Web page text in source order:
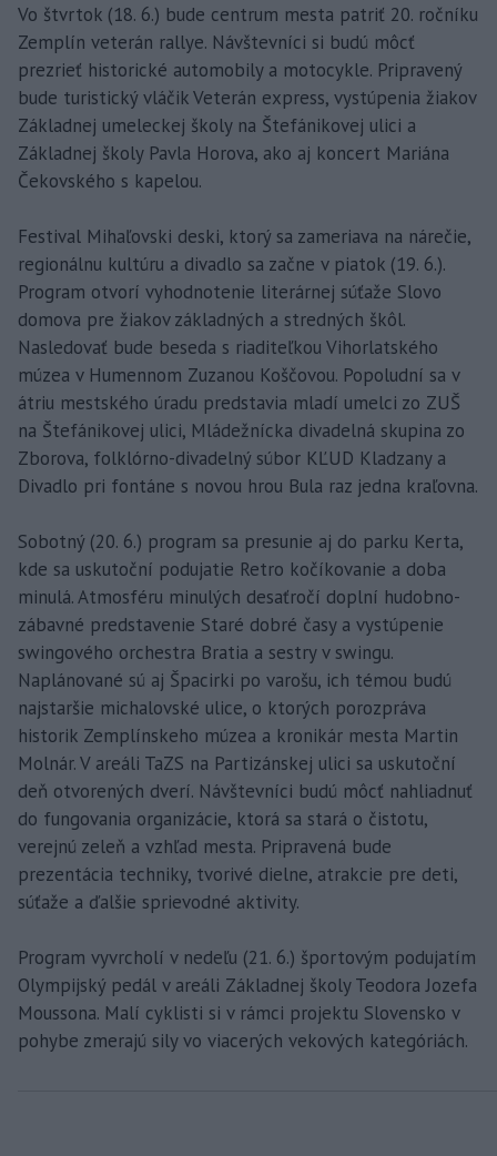
Vo štvrtok (18. 6.) bude centrum mesta patriť 20. ročníku
Zemplín veterán rallye. Návštevníci si budú môcť
prezrieť historické automobily a motocykle. Pripravený
bude turistický vláčik Veterán express, vystúpenia žiakov
Základnej umeleckej školy na Štefánikovej ulici a
Základnej školy Pavla Horova, ako aj koncert Mariána
Čekovského s kapelou.
Festival Mihaľovski deski, ktorý sa zameriava na nárečie,
regionálnu kultúru a divadlo sa začne v piatok (19. 6.).
Program otvorí vyhodnotenie literárnej súťaže Slovo
domova pre žiakov základných a stredných škôl.
Nasledovať bude beseda s riaditeľkou Vihorlatského
múzea v Humennom Zuzanou Koščovou. Popoludní sa v
átriu mestského úradu predstavia mladí umelci zo ZUŠ
na Štefánikovej ulici, Mládežnícka divadelná skupina zo
Zborova, folklórno-divadelný súbor KĽUD Kladzany a
Divadlo pri fontáne s novou hrou Bula raz jedna kraľovna.
Sobotný (20. 6.) program sa presunie aj do parku Kerta,
kde sa uskutoční podujatie Retro kočíkovanie a doba
minulá. Atmosféru minulých desaťročí doplní hudobno-
zábavné predstavenie Staré dobré časy a vystúpenie
swingového orchestra Bratia a sestry v swingu.
Naplánované sú aj Špacirki po varošu, ich témou budú
najstaršie michalovské ulice, o ktorých porozpráva
historik Zemplínskeho múzea a kronikár mesta Martin
Molnár. V areáli TaZS na Partizánskej ulici sa uskutoční
deň otvorených dverí. Návštevníci budú môcť nahliadnuť
do fungovania organizácie, ktorá sa stará o čistotu,
verejnú zeleň a vzhľad mesta. Pripravená bude
prezentácia techniky, tvorivé dielne, atrakcie pre deti,
súťaže a ďalšie sprievodné aktivity.
Program vyvrcholí v nedeľu (21. 6.) športovým podujatím
Olympijský pedál v areáli Základnej školy Teodora Jozefa
Moussona. Malí cyklisti si v rámci projektu Slovensko v
pohybe zmerajú sily vo viacerých vekových kategóriách.